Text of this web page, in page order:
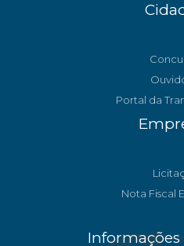
Portal da
Nota Fiscal